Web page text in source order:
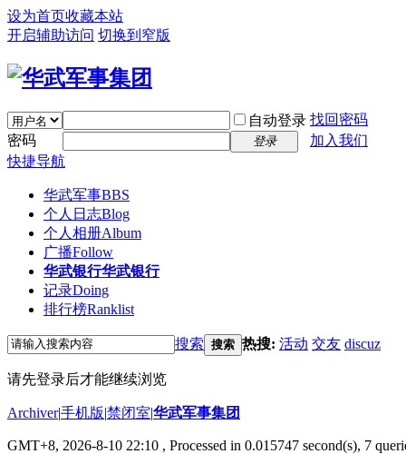
设为首页收藏本站
开启辅助访问 切换到窄版
自动登录 找回密码
密码
登录
加入我们
快捷导航
华武军事BBS
个人日志Blog
个人相册Album
广播Follow
华武银行华武银行
记录Doing
排行榜Ranklist
搜索 搜索 热搜: 活动 交友 discuz
请先登录后才能继续浏览
Archiver|手机版|禁闭室|华武军事集团
GMT+8, 2026-8-10 22:10 , Processed in 0.015747 second(s), 7